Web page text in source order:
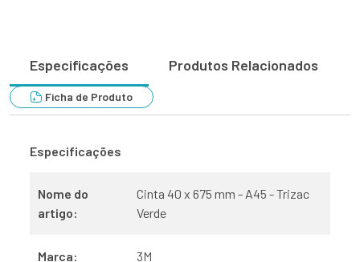
Especificações Produtos Relacionados
Ficha de Produto
Especificações
Nome do
artigo:
Cinta 40 x 675 mm - A45 - Trizac
Verde
Marca: 3M